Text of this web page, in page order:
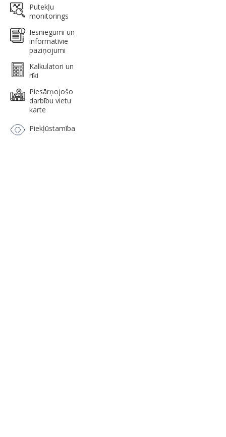
Putekļu
monitorings
Iesniegumi un
informatīvie
paziņojumi
Kalkulatori un
rīki
Piesārņojošo
darbību vietu
karte
Piekļūstamība